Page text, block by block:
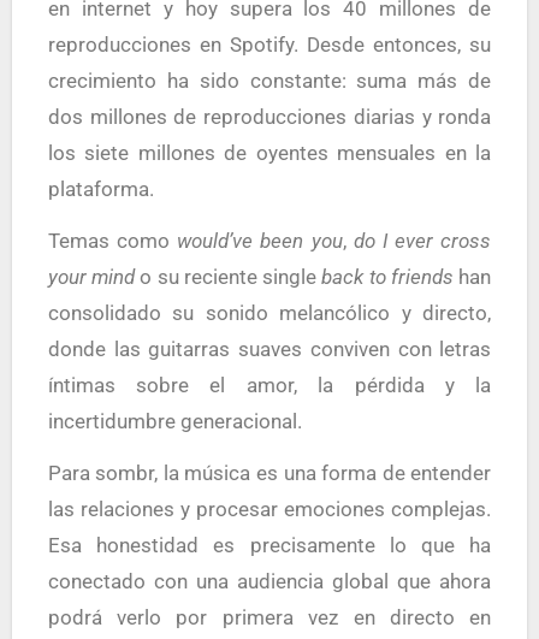
en internet y hoy supera los 40 millones de
reproducciones en Spotify. Desde entonces, su
crecimiento ha sido constante: suma más de
dos millones de reproducciones diarias y ronda
los siete millones de oyentes mensuales en la
plataforma.
Temas como would’ve been you, do I ever cross
your mindo su reciente singleback to friends han
consolidado su sonido melancólico y directo,
donde las guitarras suaves conviven con letras
íntimas sobre el amor, la pérdida y la
incertidumbre generacional.
Para sombr, la música es una forma de entender
las relaciones y procesar emociones complejas.
Esa honestidad es precisamente lo que ha
conectado con una audiencia global que ahora
podrá verlo por primera vez en directo en